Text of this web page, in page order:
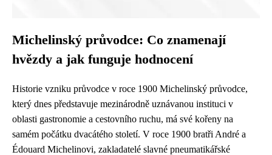
Michelinský průvodce: Co znamenají
hvězdy a jak funguje hodnocení
Historie vzniku průvodce v roce 1900 Michelinský průvodce,
který dnes představuje mezinárodně uznávanou instituci v
oblasti gastronomie a cestovního ruchu, má své kořeny na
samém počátku dvacátého století. V roce 1900 bratři André a
Édouard Michelinovi, zakladatelé slavné pneumatikářské